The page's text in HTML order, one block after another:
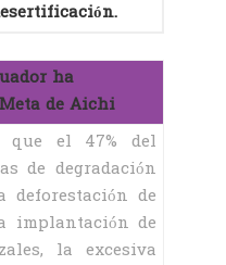
ha
de Aichi
que el 47% del
de degradación
de
implantación de
la excesiva